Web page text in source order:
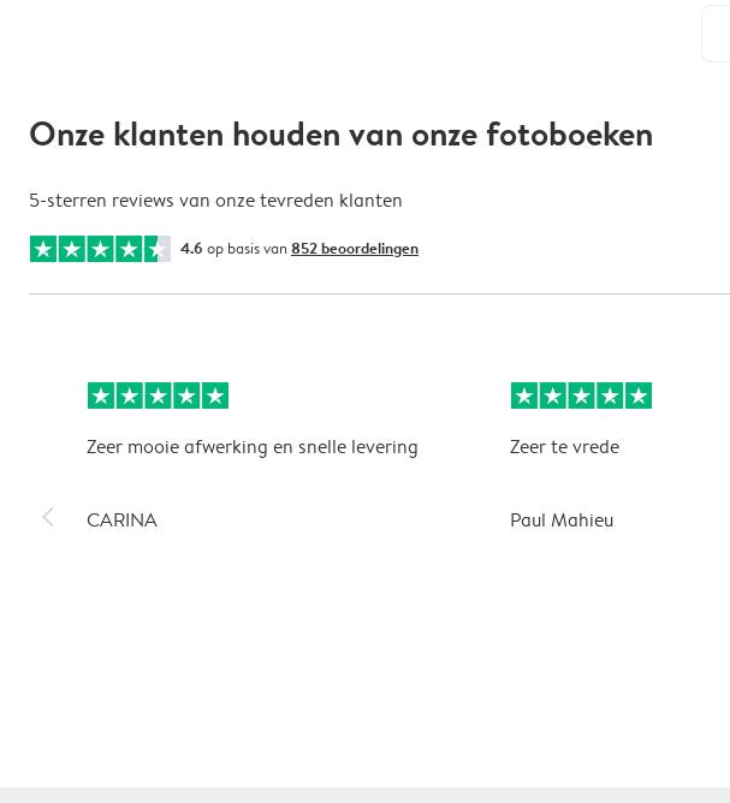
Onze klanten houden van onze fotoboeken
5-sterren reviews van onze tevreden klanten
4.6 op basis van 852 beoordelingen
slim_arrow_left
Zeer mooie afwerking en snelle levering
CARINA
Zeer te vrede
Paul Mahieu